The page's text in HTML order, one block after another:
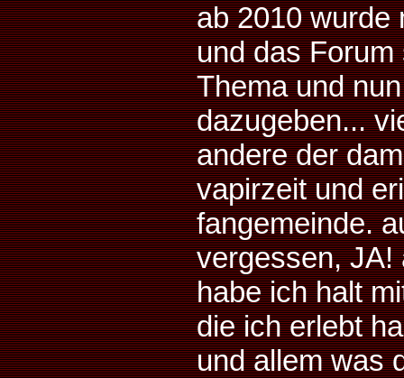
ab 2010 wurde
und das
Thema und
dazugeben...
andere der
vapirzeit und
fangemeinde.
vergessen, JA!
habe ich halt
die ich erlebt
und allem was